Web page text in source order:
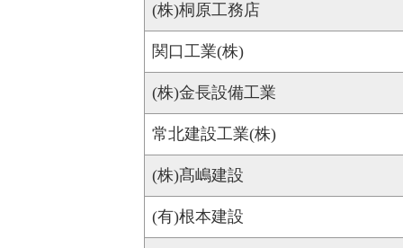
(株)桐原工務店
関口工業(株)
(株)金長設備工業
常北建設工業(株)
(株)髙嶋建設
(有)根本建設